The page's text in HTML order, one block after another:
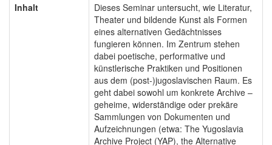
Inhalt
Dieses Seminar untersucht, wie Literatur,
Theater und bildende Kunst als Formen
eines alternativen Gedächtnisses
fungieren können. Im Zentrum stehen
dabei poetische, performative und
künstlerische Praktiken und Positionen
aus dem (post-)jugoslavischen Raum. Es
geht dabei sowohl um konkrete Archive –
geheime, widerständige oder prekäre
Sammlungen von Dokumenten und
Aufzeichnungen (etwa: The Yugoslavia
Archive Project (YAP), the Alternative